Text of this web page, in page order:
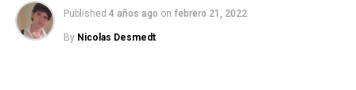
Published 4 años ago on febrero 21, 2022
By Nicolas Desmedt